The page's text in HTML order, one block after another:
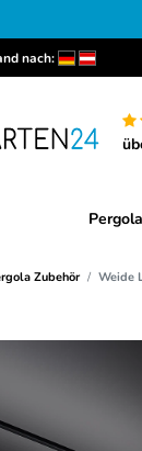
nach:
Zubehör Weide